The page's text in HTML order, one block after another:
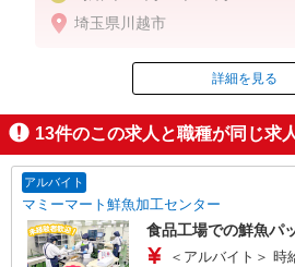
5-8時 1161円
19-22時 1171円
22-5時 1464円（深夜手当含
土日／20円
※給与幅は時間帯による
埼玉県川越市
掲載期間終
詳細を見る
13件のこの求人と職種が同じ求
アルバイト
マミーマート鮮魚加工センター
食品工場での鮮魚パ
＜アルバイト＞